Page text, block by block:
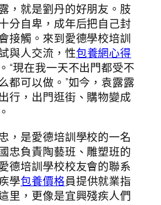
，就是劉丹的好朋友。肢
分自卑，成年后把自己封
接觸。來到愛德學校培訓
與人交流，性包養網心得
“現在我一天不出門都受不
都可以做。”如今，袁露露
行，出門逛街、購物變成
，是愛德培訓學校的一名
忠負責陶藝班、雕塑班的
德培訓學校校友會的聯系
學包養價格員提供就業指
里，更像是宜興殘疾人們